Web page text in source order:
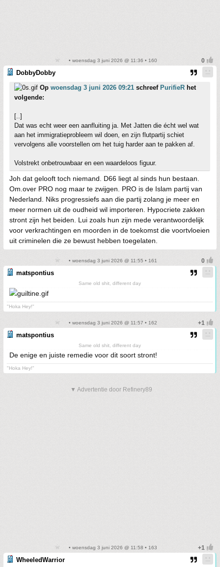
• woensdag 3 juni 2026 @ 11:36 • 160
DobbyDobby
Op woensdag 3 juni 2026 09:21 schreef PurifieR het
volgende:
[..]
Dat was echt weer een aanfluiting ja. Met Jatten die écht wel wat
aan het immigratieprobleem wil doen, en zijn flutpartij schiet
vervolgens alle voorstellen om het tuig harder aan te pakken af.
Volstrekt onbetrouwbaar en een waardeloos figuur.
Joh dat gelooft toch niemand. D66 liegt al sinds hun bestaan.
Om.over PRO nog maar te zwijgen. PRO is de Islam partij van
Nederland. Niks progressiefs aan die partij zolang je meer en
meer normen uit de oudheid wil importeren. Hypocriete zakken
stront zijn het beiden. Lui zoals hun zijn mede verantwoordelijk
voor verkrachtingen en moorden in de toekomst die voortvloeien
uit criminelen die ze bewust hebben toegelaten.
• woensdag 3 juni 2026 @ 11:55 • 161
matspontius
Same old shit, different day
"Hoka Hey!"
• woensdag 3 juni 2026 @ 11:57 • 162
matspontius
Same old shit, different day
De enige en juiste remedie voor dit soort stront!
"Hoka Hey!"
▼ Advertentie door Refinery89
• woensdag 3 juni 2026 @ 11:58 • 163
WheeledWarrior